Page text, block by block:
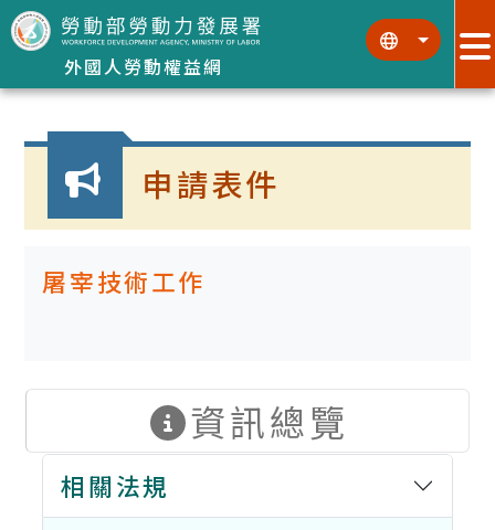
跳到主要內容區塊
外國人勞動權益網
::: :::
:::
申請表件
屠宰技術工作
資訊總覽
相關法規